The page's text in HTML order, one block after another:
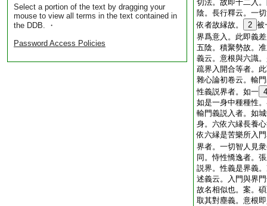
Select a portion of the text by dragging your
mouse to view all terms in the text contained in
the DDB. ・
Password Access Policies
切法。故即十二入
陰。長行釋云。一
依者故縁故。
2 被
界爲意入。此即義
五陰。積聚勢故。
義云。意根與六識
疏界入開合等者。
雜心論初卷云。輸
性義説界者。如一 4
如是一身中種種性
輸門義説入者。如
身。六依六縁長養
依六縁是苦樂所入
界者。一切智人見
同。恃性憍逸者。
説界。性義是界義
述義云。入門與界
故名相似也。案。
取其對塵義。意根